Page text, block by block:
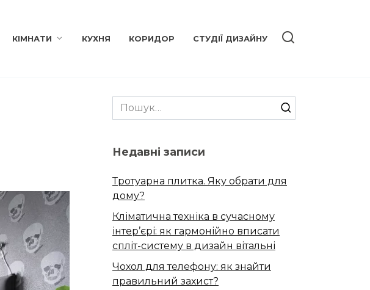
КІМНАТИ КУХНЯ КОРИДОР СТУДІЇ ДИЗАЙНУ
Search
for:
Недавні записи
Тротуарна плитка. Яку обрати для
дому?
Кліматична техніка в сучасному
інтер’єрі: як гармонійно вписати
спліт-систему в дизайн вітальні
Чохол для телефону: як знайти
правильний захист?